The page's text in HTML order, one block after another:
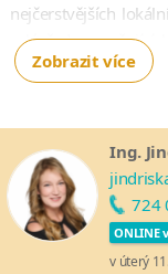
nejčerstvějších
celá řada
golfového hřiště.
Zobrazit více
Ing.
724
ONLINE
v úterý